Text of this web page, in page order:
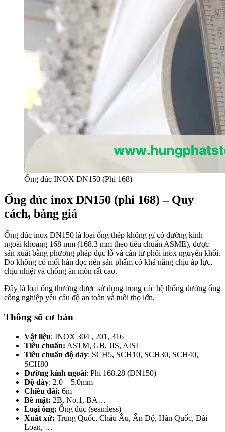
Ống đúc INOX DN150 (Phi 168)
Ống đúc inox DN150 (phi 168) – Quy
cách, bảng giá
Ống đúc inox DN150 là loại ống thép không gỉ có đường kính
ngoài khoảng 168 mm (168.3 mm theo tiêu chuẩn ASME), được
sản xuất bằng phương pháp đục lỗ và cán từ phôi inox nguyên khối.
Do không có mối hàn dọc nên sản phẩm có khả năng chịu áp lực,
chịu nhiệt và chống ăn mòn rất cao.
Đây là loại ống thường được sử dụng trong các hệ thống đường ống
công nghiệp yêu cầu độ an toàn và tuổi thọ lớn.
Thông số cơ bản
Vật liệu: INOX 304 , 201, 316
Tiêu chuẩn: ASTM, GB, JIS, AISI
Tiêu chuẩn độ dày: SCH5, SCH10, SCH30, SCH40,
SCH80
Đường kính ngoài: Phi 168.28 (DN150)
Độ dày: 2.0 – 5.0mm
Chiều dài: 6m
Bề mặt: 2B, No.1, BA…
Loại ống: Ống đúc (seamless)
Xuất xứ: Trung Quốc, Châu Âu, Ấn Độ, Hàn Quốc, Đài
Loan, …